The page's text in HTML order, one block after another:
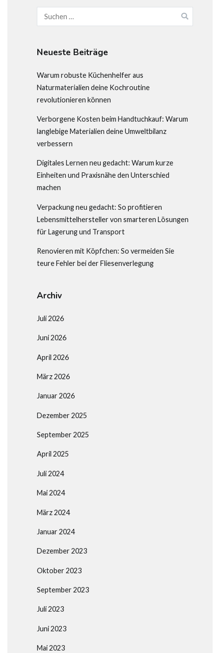
Suchen
nach:
Neueste Beiträge
Warum robuste Küchenhelfer aus
Naturmaterialien deine Kochroutine
revolutionieren können
Verborgene Kosten beim Handtuchkauf: Warum
langlebige Materialien deine Umweltbilanz
verbessern
Digitales Lernen neu gedacht: Warum kurze
Einheiten und Praxisnähe den Unterschied
machen
Verpackung neu gedacht: So profitieren
Lebensmittelhersteller von smarteren Lösungen
für Lagerung und Transport
Renovieren mit Köpfchen: So vermeiden Sie
teure Fehler bei der Fliesenverlegung
Archiv
Juli 2026
Juni 2026
April 2026
März 2026
Januar 2026
Dezember 2025
September 2025
April 2025
Juli 2024
Mai 2024
März 2024
Januar 2024
Dezember 2023
Oktober 2023
September 2023
Juli 2023
Juni 2023
Mai 2023